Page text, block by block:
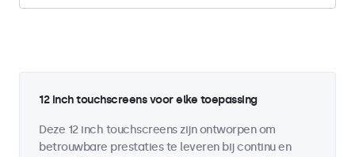
12 inch touchscreens voor elke toepassing
Deze 12 inch touchscreens zijn ontworpen om
betrouwbare prestaties te leveren bij continu en